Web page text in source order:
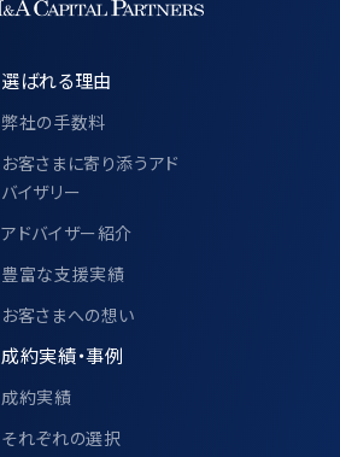
選ばれる理由
弊社の手数料
お客さまに寄り添うアド
バイザリー
アドバイザー紹介
豊富な支援実績
お客さまへの想い
成約実績・事例
成約実績
それぞれの選択